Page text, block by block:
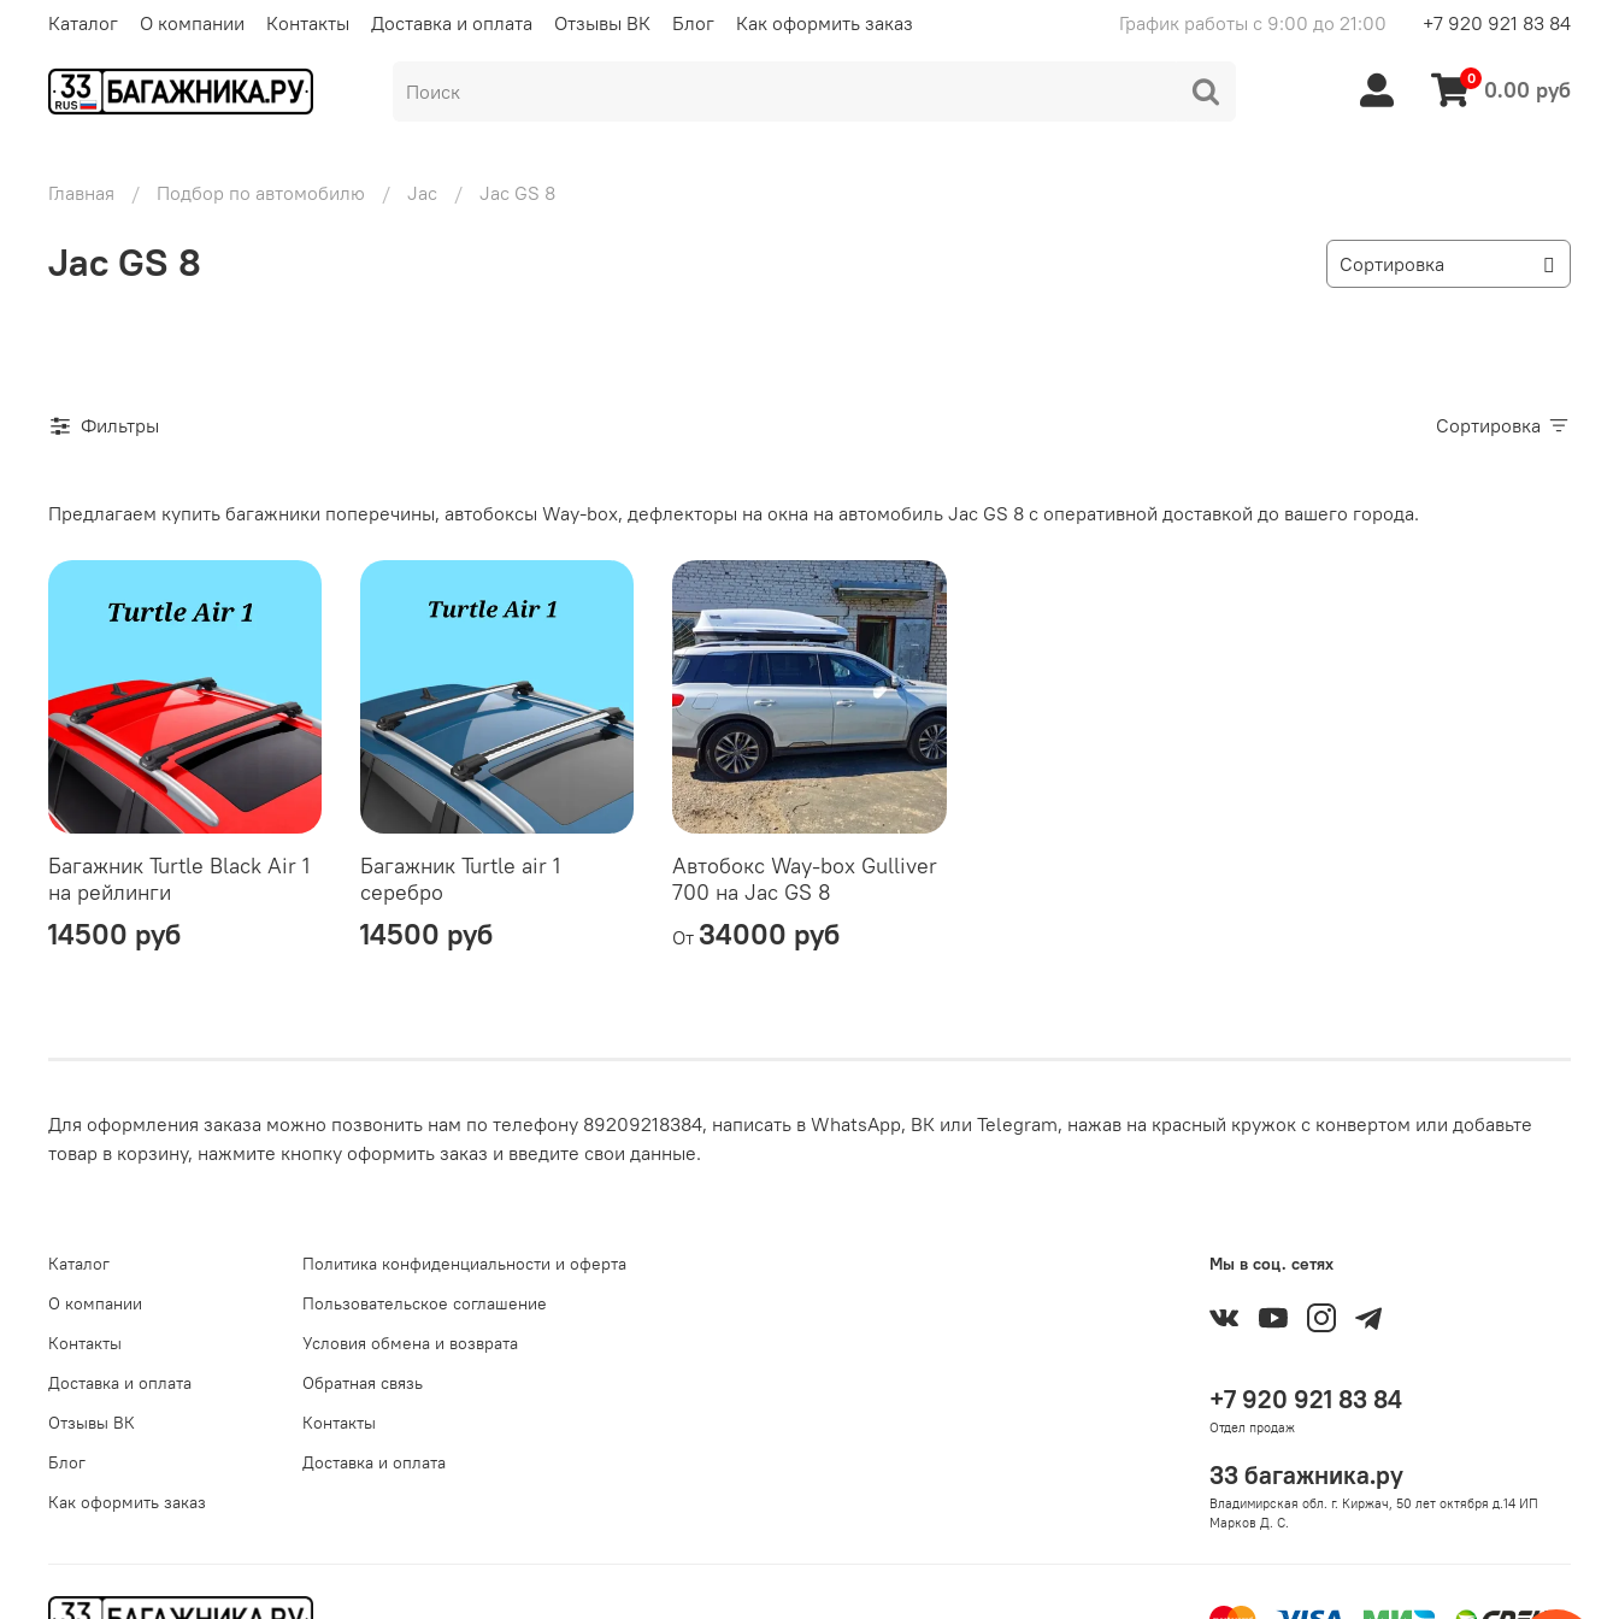
Каталог О компании Контакты Доставка и оплата Отзывы ВК Блог Как оформить заказ График работы с 9:00 до 21:00 +7 920 921 83 84
0 0.00 руб
Главная Подбор по автомобилю Jac Jac GS 8
Jac GS 8
Фильтры Сортировка
Предлагаем купить багажники поперечины, автобоксы Way-box, дефлекторы на окна на автомобиль Jac GS 8 с оперативной доставкой до вашего города.
Багажник Turtle Black Air 1
на рейлинги
14500 руб
Багажник Turtle air 1
серебро
14500 руб
Автобокс Way-box Gulliver
700 на Jac GS 8
От 34000 руб
Для оформления заказа можно позвонить нам по телефону 89209218384, написать в WhatsApp, ВК или Telegram, нажав на красный кружок с конвертом или добавьте
товар в корзину, нажмите кнопку оформить заказ и введите свои данные.
Каталог
О компании
Контакты
Доставка и оплата
Отзывы ВК
Блог
Как оформить заказ
Политика конфиденциальности и оферта
Пользовательское соглашение
Условия обмена и возврата
Обратная связь
Контакты
Доставка и оплата
Мы в соц. сетях
+7 920 921 83 84
Отдел продаж
33 багажника.ру
Владимирская обл. г. Киржач, 50 лет октября д.14 ИП
Марков Д. С.